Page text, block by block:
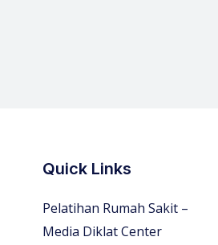
Quick Links
Pelatihan Rumah Sakit –
Media Diklat Center